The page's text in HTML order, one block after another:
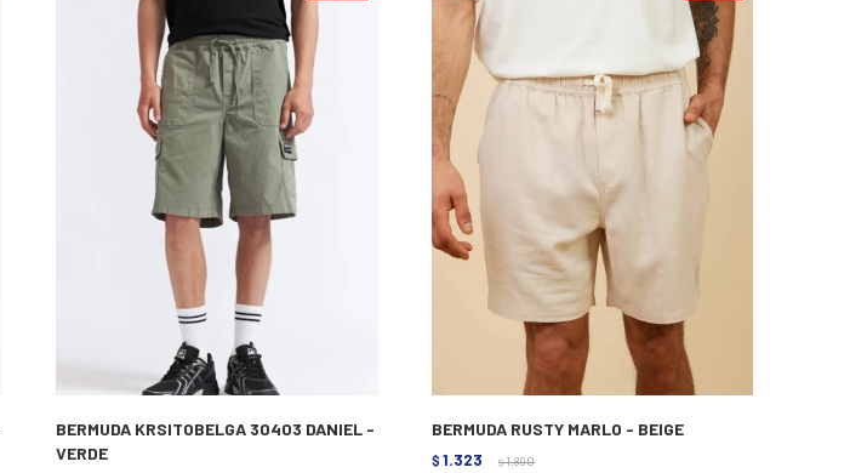
BERMUDA KRSITOBELGA 30403 DANIEL -
VERDE
BERMUDA RUSTY MARLO - BEIGE
$ 1.323 $ 1.890